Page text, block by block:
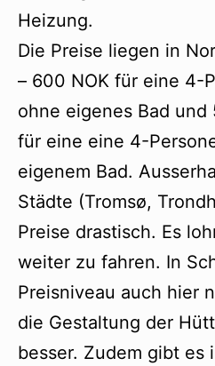
Heizung.
Die Preise liegen in
– 600 NOK für eine 4-
ohne eigenes Bad und
für eine eine 4-
eigenem Bad.
Städte (Tromsø,
Preise drastisch. Es
weiter zu fahren. In
Preisniveau auch hier
die Gestaltung der
besser. Zudem gibt es